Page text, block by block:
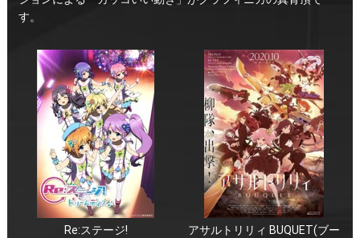
す。
Re:ステージ!
アサルトリリィ BUQUET(ブー